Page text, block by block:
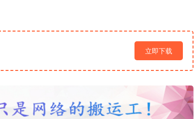
立即下载